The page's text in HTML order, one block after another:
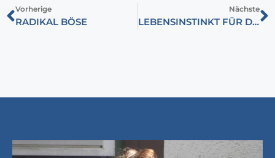
Vorherige
RADIKAL BÖSE
Nächste
LEBENSINSTINKT FÜR DEN FRIEDEN